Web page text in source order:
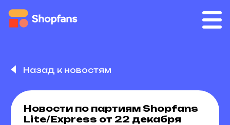
Назад к новостям
Новости по партиям Shopfans
Lite/Express от 22 декабря